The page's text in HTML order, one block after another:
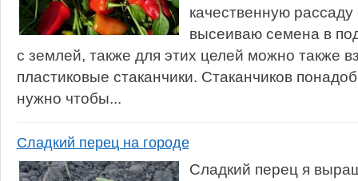
качественную рассаду
высеиваю семена в
с землей, также для этих целей можно также
пластиковые стаканчики. Стаканчиков
нужно чтобы...
Сладкий перец на городе
Сладкий перец я